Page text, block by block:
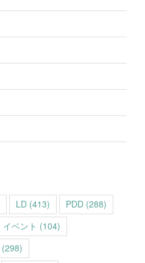
LD (413) PDD (288)
イベント (104)
(298)